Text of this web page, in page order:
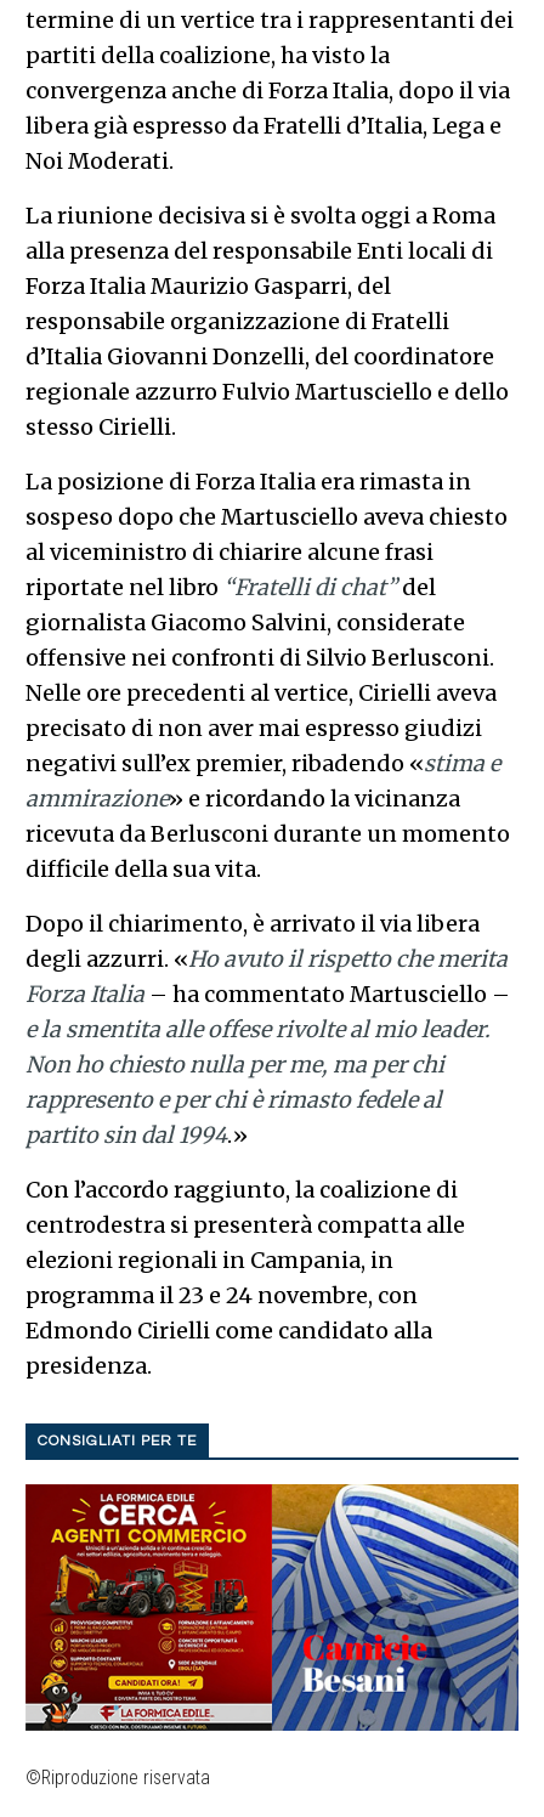
termine di un vertice tra i rappresentanti dei
partiti della coalizione, ha visto la
convergenza anche di Forza Italia, dopo il via
libera già espresso da Fratelli d’Italia, Lega e
Noi Moderati.
La riunione decisiva si è svolta oggi a Roma
alla presenza del responsabile Enti locali di
Forza Italia Maurizio Gasparri, del
responsabile organizzazione di Fratelli
d’Italia Giovanni Donzelli, del coordinatore
regionale azzurro Fulvio Martusciello e dello
stesso Cirielli.
La posizione di Forza Italia era rimasta in
sospeso dopo che Martusciello aveva chiesto
al viceministro di chiarire alcune frasi
riportate nel libro “Fratelli di chat”del
giornalista Giacomo Salvini, considerate
offensive nei confronti di Silvio Berlusconi.
Nelle ore precedenti al vertice, Cirielli aveva
precisato di non aver mai espresso giudizi
negativi sull’ex premier, ribadendo «stima e
ammirazione» e ricordando la vicinanza
ricevuta da Berlusconi durante un momento
difficile della sua vita.
Dopo il chiarimento, è arrivato il via libera
degli azzurri. «Ho avuto il rispetto che merita
Forza Italia– ha commentato Martusciello –
e la smentita alle offese rivolte al mio leader.
Non ho chiesto nulla per me, ma per chi
rappresento e per chi è rimasto fedele al
partito sin dal 1994.»
Con l’accordo raggiunto, la coalizione di
centrodestra si presenterà compatta alle
elezioni regionali in Campania, in
programma il 23 e 24 novembre, con
Edmondo Cirielli come candidato alla
presidenza.
CONSIGLIATI PER TE
©Riproduzione riservata